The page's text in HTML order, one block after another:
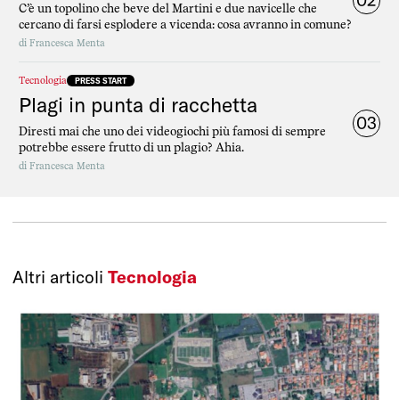
C’è un topolino che beve del Martini e due navicelle che
cercano di farsi esplodere a vicenda: cosa avranno in comune?
di Francesca Menta
Tecnologia PRESS START
Plagi in punta di racchetta
Diresti mai che uno dei videogiochi più famosi di sempre
potrebbe essere frutto di un plagio? Ahia.
di Francesca Menta
03
Altri articoli Tecnologia